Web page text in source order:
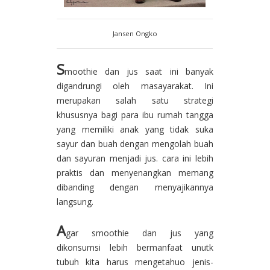
Jansen Ongko
Smoothie dan jus saat ini banyak
digandrungi oleh masayarakat. Ini
merupakan salah satu strategi
khususnya bagi para ibu rumah tangga
yang memiliki anak yang tidak suka
sayur dan buah dengan mengolah buah
dan sayuran menjadi jus. cara ini lebih
praktis dan menyenangkan memang
dibanding dengan menyajikannya
langsung.
Agar smoothie dan jus yang
dikonsumsi lebih bermanfaat unutk
tubuh kita harus mengetahuo jenis-